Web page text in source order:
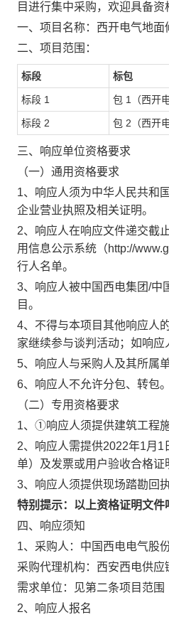
目进行集中采购，欢迎具备
一、项目名称：西开电气地面
二、项目范围：
标段 标包
标段 1 包 1（西开
标段 2 包 2（西开
三、响应单位资格要求
（一）通用资格要求
1、响应人须为中华人民共和
企业营业执照及相关证明。
2、响应人在响应文件递交截
用信息公示系统（http://
行人名单。
3、响应人被中国西电集团/中
目。
4、不得与本项目其他响应人
家继续参与谈判活动；如响
5、响应人与采购人及其所属
6、响应人不允许分包、转包
（二）专用资格要求
1、①响应人须提供建筑工程
2、响应人需提供2022年1月
单）及发票或用户验收合格证
3、响应人须提供现场踏勘回执
特别提示：以上资格证明文
四、响应须知
1、采购人：中国西电电气股
采购代理机构：西安西电供应
需求单位：见第二条项目范围
2、响应人报名